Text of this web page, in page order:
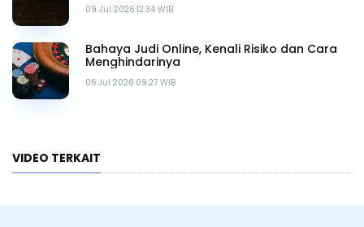
09 Jul 2026 12.34 WIB
06 Jul 2026 09.27 WIB
Bahaya Judi Online, Kenali Risiko dan Cara
Menghindarinya
VIDEO TERKAIT